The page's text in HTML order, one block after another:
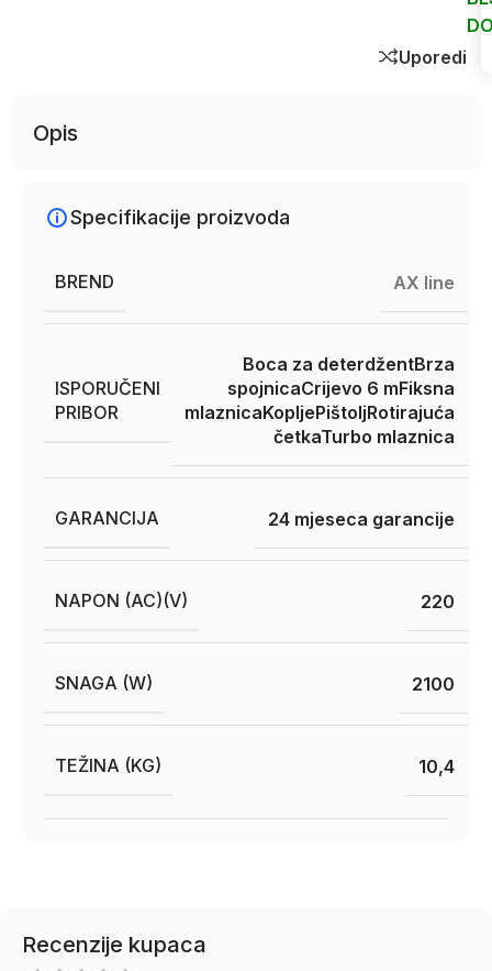
Uporedi
Opis
Specifikacije proizvoda
BREND AX line
ISPORUČENI
PRIBOR
Boca za deterdžentBrza
spojnicaCrijevo 6 mFiksna
mlaznicaKopljePištoljRotirajuća
četkaTurbo mlaznica
GARANCIJA 24 mjeseca garancije
NAPON (AC)(V) 220
SNAGA (W) 2100
TEŽINA (KG) 10,4
Recenzije kupaca